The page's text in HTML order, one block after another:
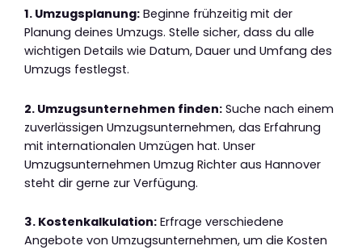
1. Umzugsplanung: Beginne frühzeitig mit der
Planung deines Umzugs. Stelle sicher, dass du alle
wichtigen Details wie Datum, Dauer und Umfang des
Umzugs festlegst.
2. Umzugsunternehmen finden: Suche nach einem
zuverlässigen Umzugsunternehmen, das Erfahrung
mit internationalen Umzügen hat. Unser
Umzugsunternehmen Umzug Richter aus Hannover
steht dir gerne zur Verfügung.
3. Kostenkalkulation: Erfrage verschiedene
Angebote von Umzugsunternehmen, um die Kosten